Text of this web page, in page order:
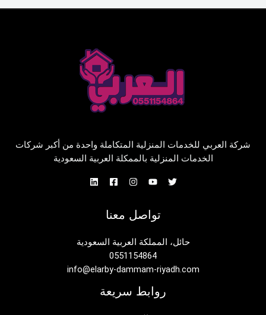
شركة العربي للخدمات المنزلية المتكاملة واحدة من أكبر شركات
الخدمات المنزلية بالممكلة العربية السعودية
تواصل معنا
حائل، المملكة العربية السعودية
0551154864
info@elarby-dammam-riyadh.com
روابط سريعة